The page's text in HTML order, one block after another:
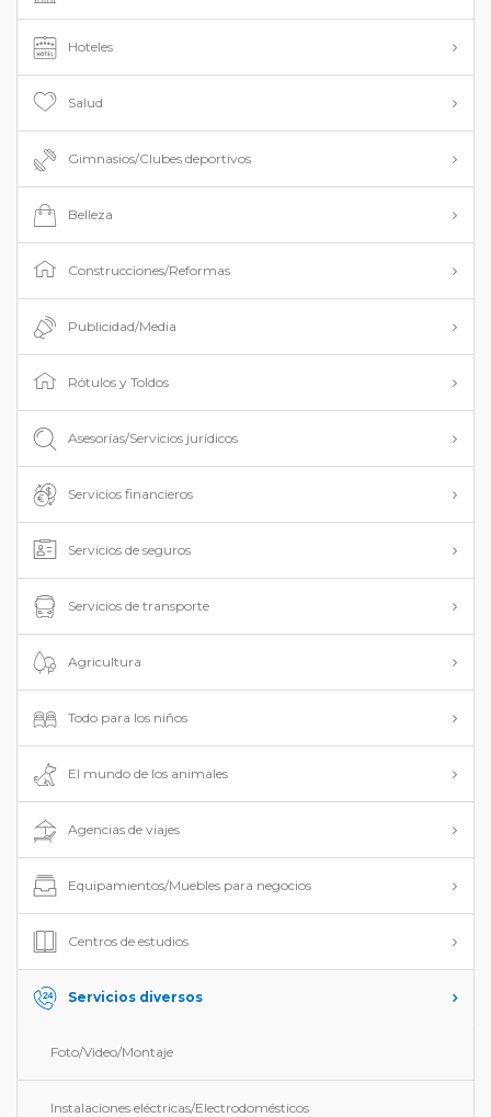
Hoteles
Salud
Gimnasios/Clubes deportivos
Belleza
Construcciones/Reformas
Publicidad/Media
Rótulos y Toldos
Asesorías/Servicios jurídicos
Servicios financieros
Servicios de seguros
Servicios de transporte
Agricultura
Todo para los niños
El mundo de los animales
Agencias de viajes
Equipamientos/Muebles para negocios
Centros de estudios
Servicios diversos
Foto/Video/Montaje
Instalaciones eléctricas/Electrodomésticos